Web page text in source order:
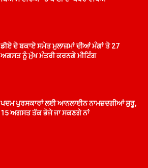
ਡੀਏ ਦੇ ਬਕਾਏ ਸਮੇਤ ਮੁਲਾਜ਼ਮਾਂ ਦੀਆਂ ਮੰਗਾਂ ਤੇ 27
ਅਗਸਤ ਨੂੰ ਮੁੱਖ ਮੰਤਰੀ ਕਰਨਗੇ ਮੀਟਿੰਗ
ਪਦਮ ਪੁਰਸਕਾਰਾਂ ਲਈ ਆਨਲਾਈਨ ਨਾਮਜ਼ਦਗੀਆਂ ਸ਼ੁਰੂ,
15 ਅਗਸਤ ਤੱਕ ਭੇਜੇ ਜਾ ਸਕਣਗੇ ਨਾਂ